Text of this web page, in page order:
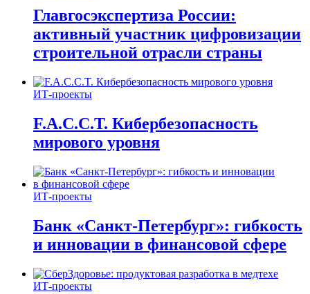
Главгосэкспертиза России:
активный участник цифровизации
строительной отрасли страны
ИТ-проекты
F.A.C.C.T. Кибербезопасность
мирового уровня
ИТ-проекты
Банк «Санкт-Петербург»: гибкость
и инновации в финансовой сфере
ИТ-проекты